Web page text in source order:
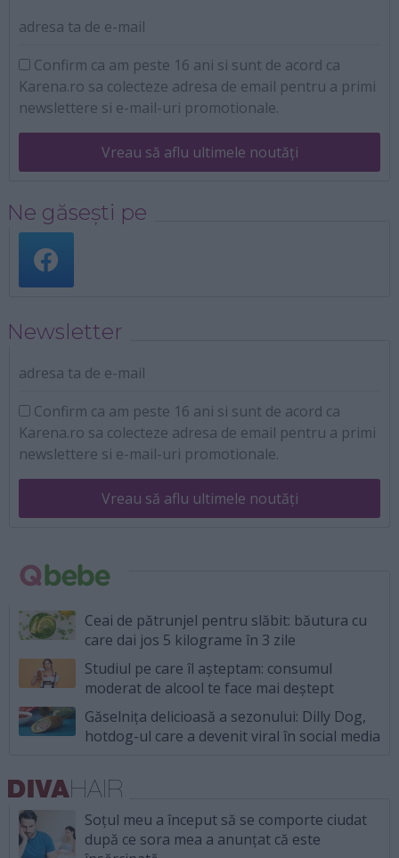
adresa ta de e-mail
Confirm ca am peste 16 ani si sunt de acord ca
Karena.ro sa colecteze adresa de email pentru a primi
newslettere si e-mail-uri promotionale.
Vreau să aflu ultimele noutăți
Ne găsești pe
Newsletter
adresa ta de e-mail
Confirm ca am peste 16 ani si sunt de acord ca
Karena.ro sa colecteze adresa de email pentru a primi
newslettere si e-mail-uri promotionale.
Vreau să aflu ultimele noutăți
Ceai de pătrunjel pentru slăbit: băutura cu
care dai jos 5 kilograme în 3 zile
Studiul pe care îl așteptam: consumul
moderat de alcool te face mai deștept
Găselnița delicioasă a sezonului: Dilly Dog,
hotdog-ul care a devenit viral în social media
Soțul meu a început să se comporte ciudat
după ce sora mea a anunțat că este